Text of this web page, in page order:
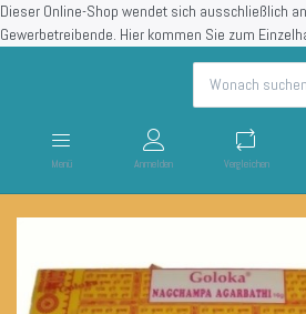
Dieser Online-Shop wendet sich ausschließlich
Gewerbetreibende. Hier kommen Sie zum
Menü Anmelden Vergleichen